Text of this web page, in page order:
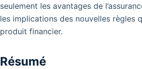
seulement les avantages de
les implications des nouvelles règles
produit financier.
Résumé